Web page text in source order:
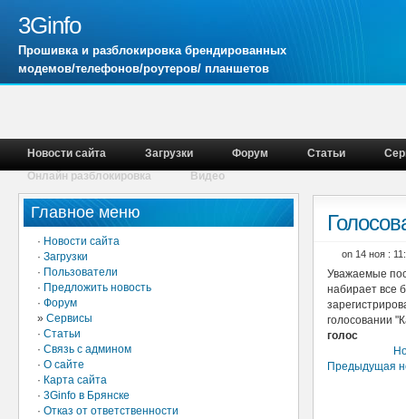
3Ginfo
Прошивка и разблокировка брендированных
модемов/телефонов/роутеров/ планшетов
Новости сайта Загрузки Форум Статьи
Онлайн разблокировка
Видео
Главное меню
· Новости сайта
· Загрузки
· Пользователи
· Предложить новость
· Форум
» Сервисы
· Статьи
· Связь с админом
· О сайте
· Карта сайта
· 3Ginfo в Брянске
· Отказ от ответственности
on 14 ноя :
Уважаемые
набирает все
голосовании
голос
Предыдущая